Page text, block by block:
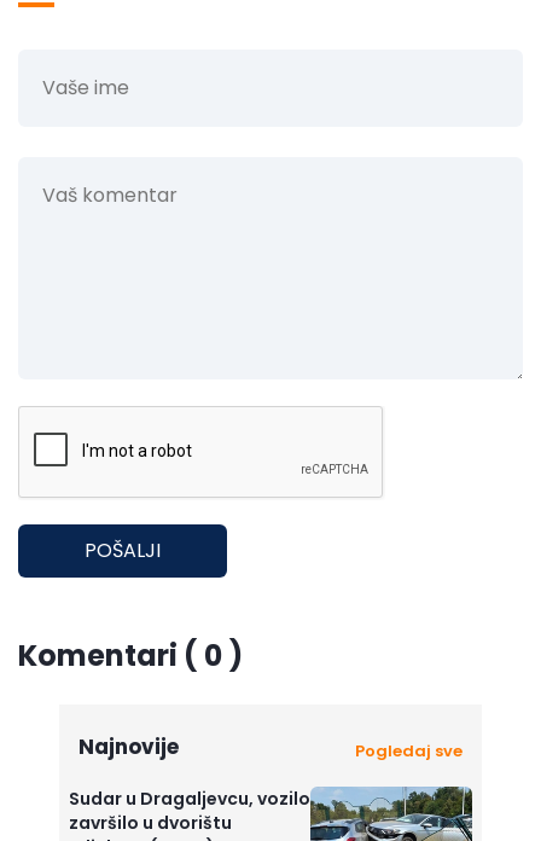
POŠALJI
Komentari ( 0 )
Najnovije Pogledaj sve
Sudar u Dragaljevcu, vozilo
završilo u dvorištu